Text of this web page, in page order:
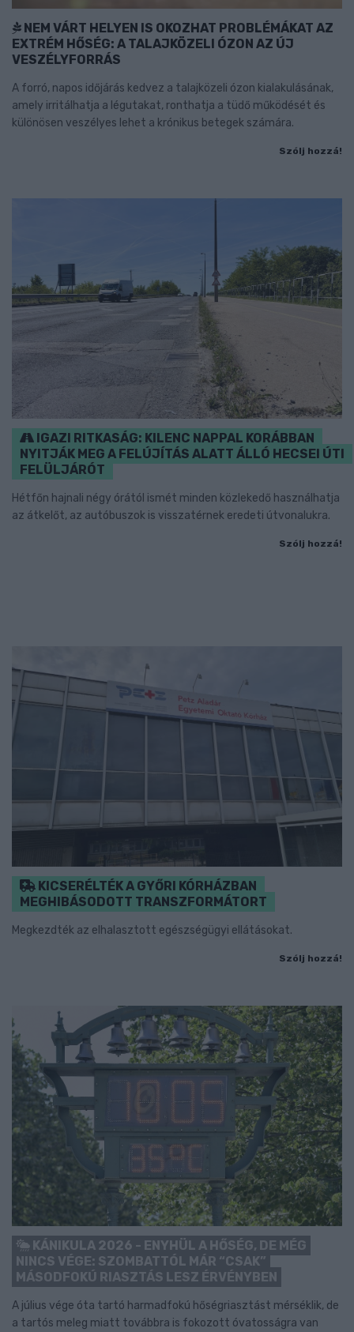
NEM VÁRT HELYEN IS OKOZHAT PROBLÉMÁKAT AZ
EXTRÉM HŐSÉG: A TALAJKÖZELI ÓZON AZ ÚJ
VESZÉLYFORRÁS
A forró, napos időjárás kedvez a talajközeli ózon kialakulásának,
amely irritálhatja a légutakat, ronthatja a tüdő működését és
különösen veszélyes lehet a krónikus betegek számára.
Szólj hozzá!
IGAZI RITKASÁG: KILENC NAPPAL KORÁBBAN
NYITJÁK MEG A FELÚJÍTÁS ALATT ÁLLÓ HECSEI ÚTI
FELÜLJÁRÓT
Hétfőn hajnali négy órától ismét minden közlekedő használhatja
az átkelőt, az autóbuszok is visszatérnek eredeti útvonalukra.
Szólj hozzá!
KICSERÉLTÉK A GYŐRI KÓRHÁZBAN
MEGHIBÁSODOTT TRANSZFORMÁTORT
Megkezdték az elhalasztott egészségügyi ellátásokat.
Szólj hozzá!
KÁNIKULA 2026 - ENYHÜL A HŐSÉG, DE MÉG
NINCS VÉGE: SZOMBATTÓL MÁR “CSAK”
MÁSODFOKÚ RIASZTÁS LESZ ÉRVÉNYBEN
A július vége óta tartó harmadfokú hőségriasztást mérséklik, de
a tartós meleg miatt továbbra is fokozott óvatosságra van